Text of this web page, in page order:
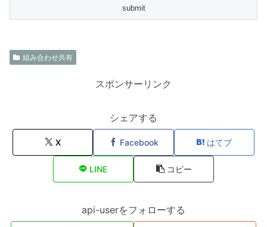
組み合わせ共有
スポンサーリンク
シェアする
X Facebook はてブ
LINE コピー
api-userをフォローする